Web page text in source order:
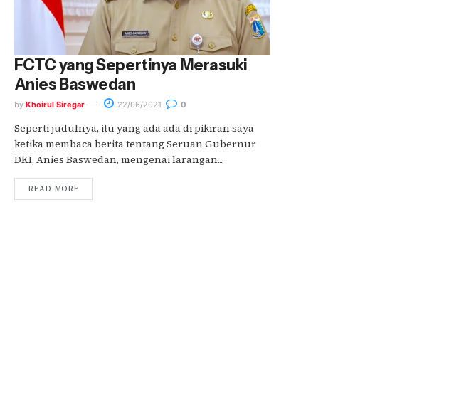
FCTC yang Sepertinya Merasuki
Anies Baswedan
by Khoirul Siregar 22/06/2021 0
Seperti judulnya, itu yang ada ada di pikiran saya
ketika membaca berita tentang Seruan Gubernur
DKI, Anies Baswedan, mengenai larangan....
READ MORE